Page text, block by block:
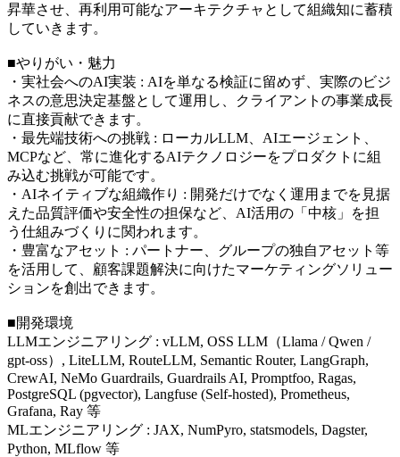
昇華させ、再利用可能なアーキテクチャとして組織知に蓄積
していきます。
■やりがい・魅力
・実社会へのAI実装 : AIを単なる検証に留めず、実際のビジ
ネスの意思決定基盤として運用し、クライアントの事業成長
に直接貢献できます。
・最先端技術への挑戦 : ローカルLLM、AIエージェント、
MCPなど、常に進化するAIテクノロジーをプロダクトに組
み込む挑戦が可能です。
・AIネイティブな組織作り : 開発だけでなく運用までを見据
えた品質評価や安全性の担保など、AI活用の「中核」を担
う仕組みづくりに関われます。
・豊富なアセット : パートナー、グループの独自アセット等
を活用して、顧客課題解決に向けたマーケティングソリュー
ションを創出できます。
■開発環境
LLMエンジニアリング : vLLM, OSS LLM（Llama / Qwen /
gpt-oss）, LiteLLM, RouteLLM, Semantic Router, LangGraph,
CrewAI, NeMo Guardrails, Guardrails AI, Promptfoo, Ragas,
PostgreSQL (pgvector), Langfuse (Self-hosted), Prometheus,
Grafana, Ray 等
MLエンジニアリング : JAX, NumPyro, statsmodels, Dagster,
Python, MLflow 等